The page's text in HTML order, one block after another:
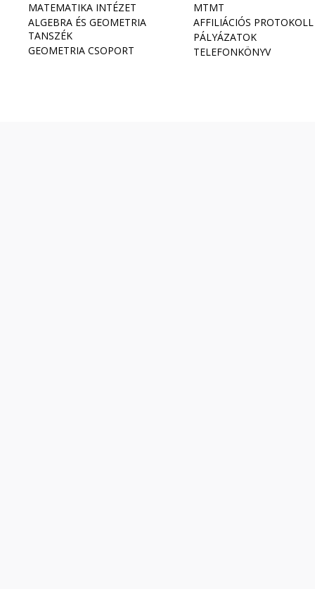
MATEMATIKA INTÉZET
ALGEBRA ÉS GEOMETRIA
TANSZÉK
GEOMETRIA CSOPORT
MTMT
AFFILIÁCIÓS PROTOKOLL
PÁLYÁZATOK
TELEFONKÖNYV